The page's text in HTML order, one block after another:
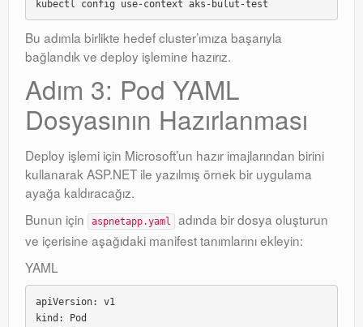
Bu adımla birlikte hedef cluster’ımıza başarıyla
bağlandık ve deploy işlemine hazırız.
Adım 3: Pod YAML
Dosyasının Hazırlanması
Deploy işlemi için Microsoft’un hazır imajlarından birini
kullanarak ASP.NET ile yazılmış örnek bir uygulama
ayağa kaldıracağız.
Bunun için
aspnetapp.yaml
adında bir dosya oluşturun
ve içerisine aşağıdaki manifest tanımlarını ekleyin:
YAML
apiVersion: v1
kind: Pod